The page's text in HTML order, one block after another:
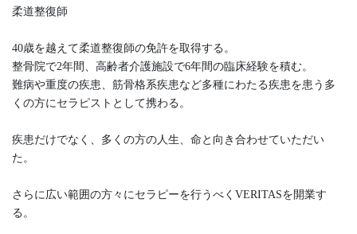
柔道整復師
40歳を越えて柔道整復師の免許を取得する。
整骨院で2年間、高齢者介護施設で6年間の臨床経験を積む。
難病や重度の疾患、筋骨格系疾患など多種にわたる疾患を患う多
くの方にセラピストとして携わる。
疾患だけでなく、多くの方の人生、命と向き合わせていただい
た。
さらに広い範囲の方々にセラピーを行うべくVERITASを開業す
る。